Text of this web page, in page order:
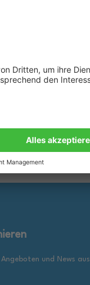
Merkzettel
und News aus